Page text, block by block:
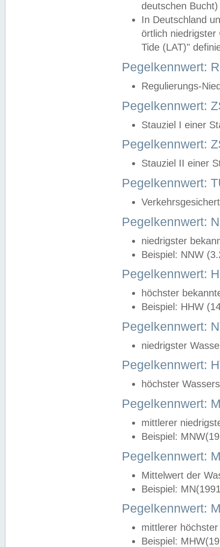
deutschen
In Deutschland
örtlich
Tide (LAT)"
Pegelkennwert:
Regulierungs-
Pegelkennwert:
Stauziel I einer
Pegelkennwert:
Stauziel II einer
Pegelkennwert:
Pegelkennwert:
niedrigster
Beispiel: NNW
Pegelkennwert:
höchster
Beispiel: HHW
Pegelkennwert:
niedrigster
Pegelkennwert:
höchster
Pegelkennwert:
mittlerer
Beispiel:
Pegelkennwert:
Mittelwert der
Beispiel:
Pegelkennwert:
mittlerer
Beispiel: